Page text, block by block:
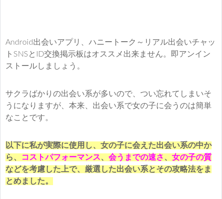
Android出会いアプリ、ハニートーク～リアル出会いチャッ
トSNSとID交換掲示板はオススメ出来ません。即アンイン
ストールしましょう。
サクラばかりの出会い系が多いので、つい忘れてしまいそ
うになりますが、本来、出会い系で女の子に会うのは簡単
なことです。
以下に私が実際に使用し、女の子に会えた出会い系の中か
ら、
コストパフォーマンス、 会うまでの速さ、 女の子の質
などを考慮した上で、厳選した出会い系とその攻略法をま
とめました。